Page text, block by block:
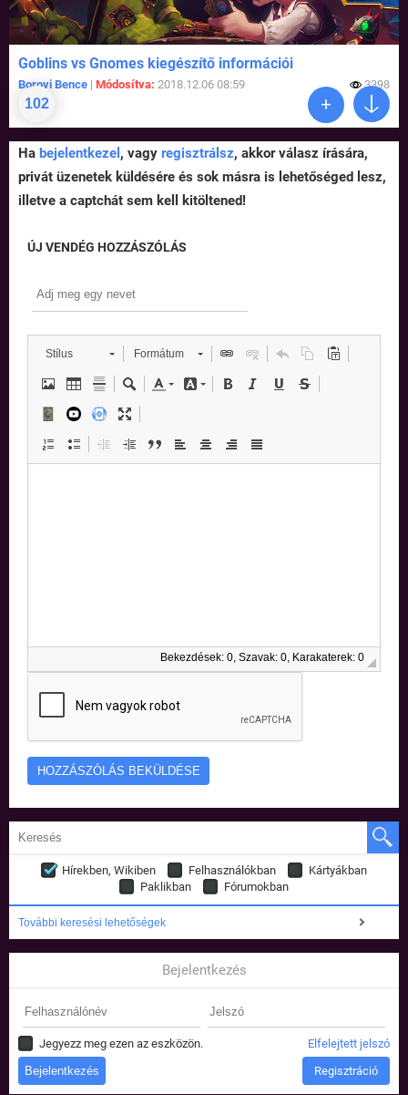
102
Goblins vs Gnomes kiegészítő információi
Borovi Bence | Módosítva: 2018.12.06 08:59 3398
Ha bejelentkezel , vagy regisztrálsz, akkor válasz írására,
privát üzenetek küldésére és sok másra is lehetőséged lesz,
illetve a captchát sem kell kitöltened!
ÚJ VENDÉG HOZZÁSZÓLÁS
Stílus Formátum
Bekezdések: 0, Szavak: 0, Karakaterek: 0
Hírekben, Wikiben Felhasználókban
Kártyákban
Paklikban
Fórumokban
További keresési lehetőségek
Bejelentkezés
Jegyezz meg ezen az eszközön. Elfelejtett jelszó
Regisztráció